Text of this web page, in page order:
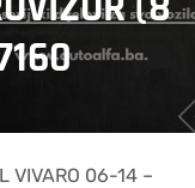
VIVARO 06-14 –